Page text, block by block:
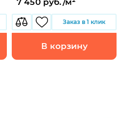
Заказ в 1 клик
В корзину